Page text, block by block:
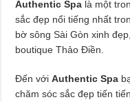
Authentic Spa là một
sắc đẹp nổi tiếng nhất
bờ sông Sài Gòn xinh
boutique Thảo Điền.
Đến với Authentic Spa
chăm sóc sắc đẹp tiến